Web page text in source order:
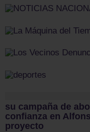
su campaña de
confianza en
proyecto